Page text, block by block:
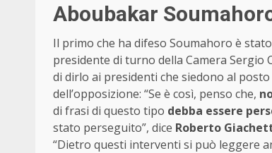
Aboubakar
Il primo che ha difeso Soumahoro è
presidente di turno della Camera Sergio
di dirlo ai presidenti che siedono al
dell’opposizione: “Se è così, penso che,
di frasi di questo tipo debba essere
stato perseguito”, dice Roberto
“Dietro questi interventi si può leggere